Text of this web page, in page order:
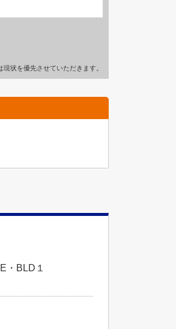
状を優先させていただきます。
・BLD１